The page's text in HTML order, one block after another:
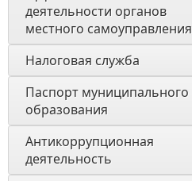
деятельности органов
местного самоуправления
Налоговая служба
Паспорт муниципального
образования
Антикоррупционная
деятельность